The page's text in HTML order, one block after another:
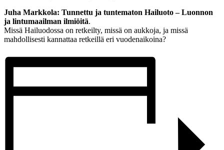
Juha Markkola: Tunnettu ja tuntematon Hailuoto – Luonnon
ja lintumaailman ilmiöitä.
Missä Hailuodossa on retkeilty, missä on aukkoja, ja missä
mahdollisesti kannattaa retkeillä eri vuodenaikoina?